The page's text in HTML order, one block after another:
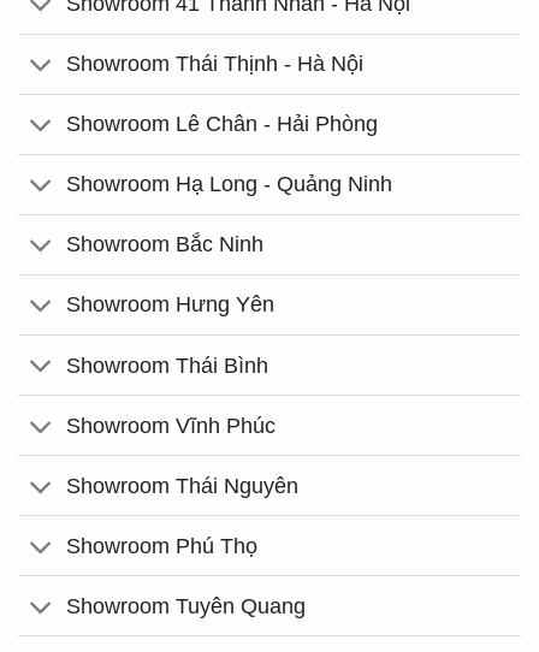
Showroom Thái Thịnh - Hà Nội
Showroom Lê Chân - Hải Phòng
Showroom Hạ Long - Quảng Ninh
Showroom Bắc Ninh
Showroom Hưng Yên
Showroom Thái Bình
Showroom Vĩnh Phúc
Showroom Thái Nguyên
Showroom Phú Thọ
Showroom Tuyên Quang